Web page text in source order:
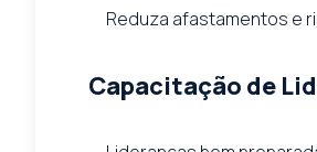
Reduza afastamentos e
Capacitação de